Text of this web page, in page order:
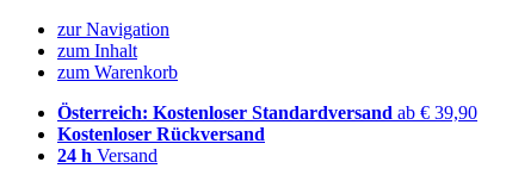
zur Navigation
zum Inhalt
zum Warenkorb
Österreich: Kostenloser Standardversand ab € 39,90
Kostenloser Rückversand
24 h Versand